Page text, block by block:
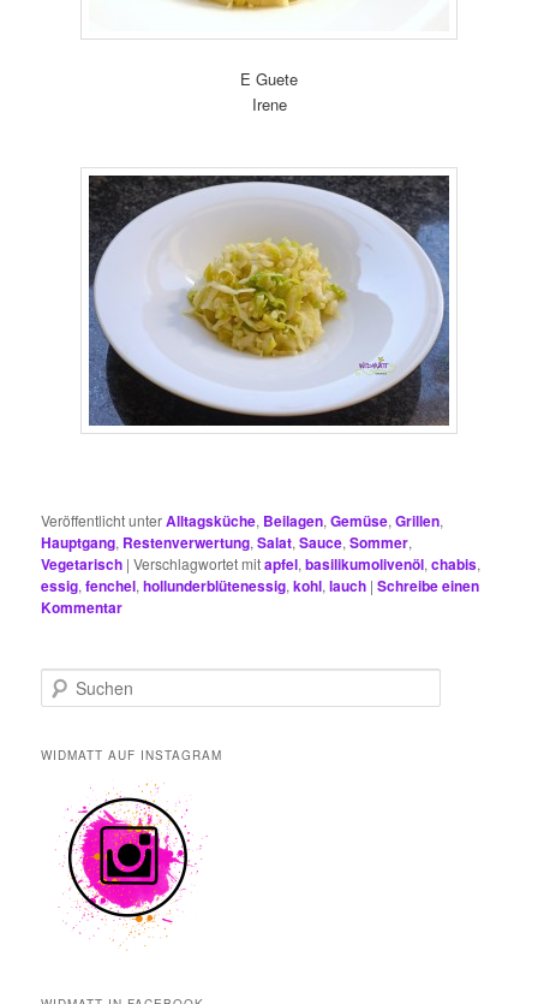
E Guete
Irene
Veröffentlicht unterAlltagsküche, Beilagen,Gemüse,Grillen,
Hauptgang, Restenverwertung,Salat,Sauce,Sommer,
Vegetarisch |Verschlagwortet mitapfel,basilikumolivenöl,chabis,
essig,fenchel,hollunderblütenessig,kohl,lauch |Schreibe einen
Kommentar
u
h
WIDMATT AUF INSTAGRAM